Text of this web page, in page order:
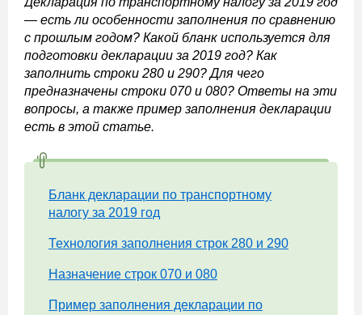
— есть ли особенности заполнения по сравнению
с прошлым годом? Какой бланк используется для
подготовки декларации за 2019 год? Как
заполнить строки 280 и 290? Для чего
предназначены строки 070 и 080? Ответы на эти
вопросы, а также пример заполнения декларации
есть в этой статье.
Бланк декларации по транспортному
налогу за 2019 год
Технология заполнения строк 280 и 290
Назначение строк 070 и 080
Пример заполнения декларации по